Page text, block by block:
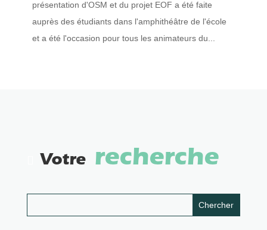
présentation d'OSM et du projet EOF a été faite
auprès des étudiants dans l'amphithéâtre de l'école
et a été l'occasion pour tous les animateurs du...
Votrerecherche